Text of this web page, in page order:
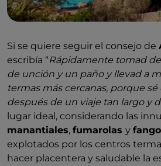
Si se quiere seguir el consejo de
escribía “Rápidamente tomad
de unción y un paño y llevad a
termas más cercanas, porque sé
después de un viaje tan largo y
lugar ideal, considerando las
manantiales, fumarolas y
explotados por los centros
hacer placentera y saludable la